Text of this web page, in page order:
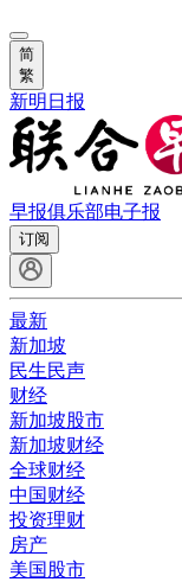
简
繁
新明日报
早报俱乐部电子报
订阅
最新
新加坡
民生民声
财经
新加坡股市
新加坡财经
全球财经
中国财经
投资理财
房产
美国股市